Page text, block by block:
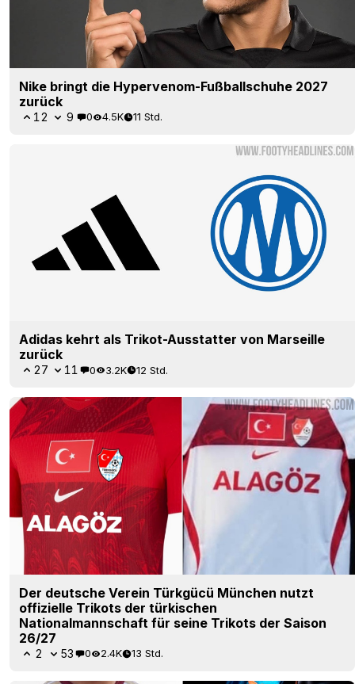
Nike bringt die Hypervenom-Fußballschuhe 2027
zurück
12 9 0 4.5K 11 Std.
Adidas kehrt als Trikot-Ausstatter von Marseille
zurück
27 11 0 3.2K 12 Std.
Der deutsche Verein Türkgücü München nutzt
offizielle Trikots der türkischen
Nationalmannschaft für seine Trikots der Saison
26/27
2 53 0 2.4K 13 Std.